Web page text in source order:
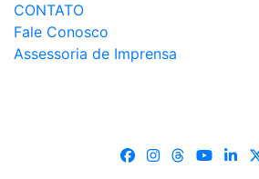
CONTATO
Fale Conosco
Assessoria de Imprensa